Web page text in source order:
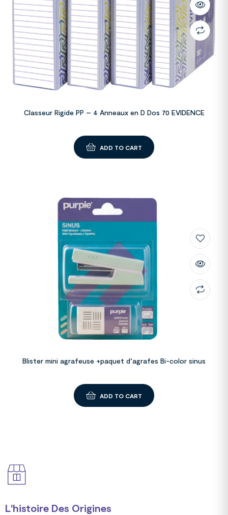
Classeur Rigide PP – 4 Anneaux en D Dos 70 EVIDENCE
ADD TO CART
Blister mini agrafeuse +paquet d’agrafes Bi-color sinus
ADD TO CART
L'histoire Des Origines